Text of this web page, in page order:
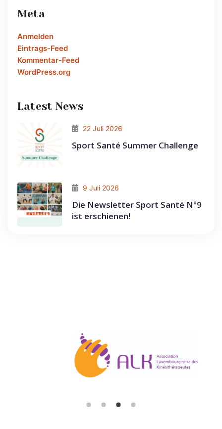
Meta
Anmelden
Eintrags-Feed
Kommentar-Feed
WordPress.org
Latest News
22 Juli 2026
Sport Santé Summer Challenge
9 Juli 2026
Die Newsletter Sport Santé N°9
ist erschienen!